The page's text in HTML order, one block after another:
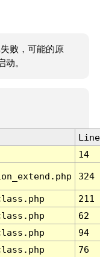
败，可能的原
。
Line
14
324
211
62
94
76